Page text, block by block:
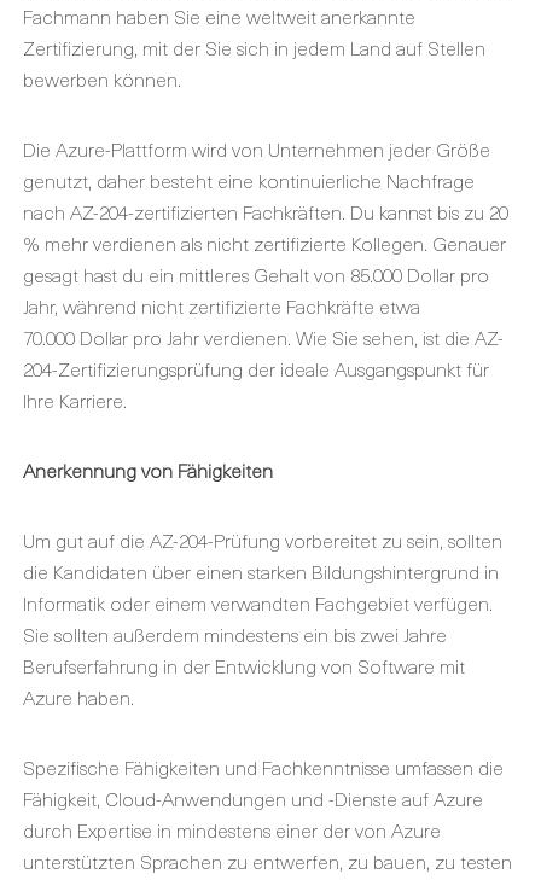
Fachmann haben Sie eine weltweit anerkannte
Zertifizierung, mit der Sie sich in jedem Land auf Stellen
bewerben können.
Die Azure-Plattform wird von Unternehmen jeder Größe
genutzt, daher besteht eine kontinuierliche Nachfrage
nach AZ-204-zertifizierten Fachkräften. Du kannst bis zu 20
% mehr verdienen als nicht zertifizierte Kollegen. Genauer
gesagt hast du ein mittleres Gehalt von 85.000 Dollar pro
Jahr, während nicht zertifizierte Fachkräfte etwa
70.000 Dollar pro Jahr verdienen. Wie Sie sehen, ist die AZ-
204-Zertifizierungsprüfung der ideale Ausgangspunkt für
Ihre Karriere.
Anerkennung von Fähigkeiten
Um gut auf die AZ-204-Prüfung vorbereitet zu sein, sollten
die Kandidaten über einen starken Bildungshintergrund in
Informatik oder einem verwandten Fachgebiet verfügen.
Sie sollten außerdem mindestens ein bis zwei Jahre
Berufserfahrung in der Entwicklung von Software mit
Azure haben.
Spezifische Fähigkeiten und Fachkenntnisse umfassen die
Fähigkeit, Cloud-Anwendungen und -Dienste auf Azure
durch Expertise in mindestens einer der von Azure
unterstützten Sprachen zu entwerfen, zu bauen, zu testen